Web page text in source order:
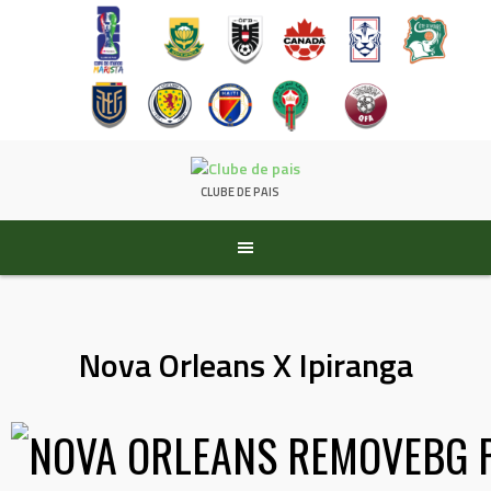
CLUBE DE PAIS
Nova Orleans X Ipiranga